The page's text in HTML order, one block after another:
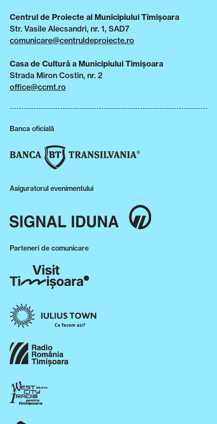
Centrul de Proiecte al Municipiului Timișoara
Str. Vasile Alecsandri, nr. 1, SAD7
comunicare@centruldeproiecte.ro
Casa de Cultură a Municipiului Timișoara
Strada Miron Costin, nr. 2
office@ccmt.ro
Banca oficială
Asiguratorul evenimentului
Parteneri de comunicare